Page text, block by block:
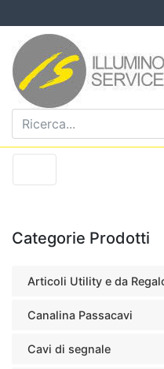
Categorie Prodotti
Articoli Utility e da
Canalina Passacavi
Cavi di segnale